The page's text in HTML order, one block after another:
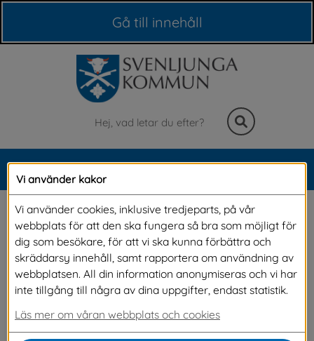
Gå till innehåll
Sök
Meny
Vår app för grannhjälp
och gemenskap
Välkommen till Svenljunga-bornas
gemenskapsapp för grannhjälp! Ett digitalt nav
Vi använder kakor
Vi använder cookies, inklusive tredjeparts, på vår
webbplats för att den ska fungera så bra som möjligt för
dig som besökare, för att vi ska kunna förbättra och
skräddarsy innehåll, samt rapportera om användning av
webbplatsen. All din information anonymiseras och vi har
inte tillgång till några av dina uppgifter, endast statistik.
Läs mer om våran webbplats och cookies